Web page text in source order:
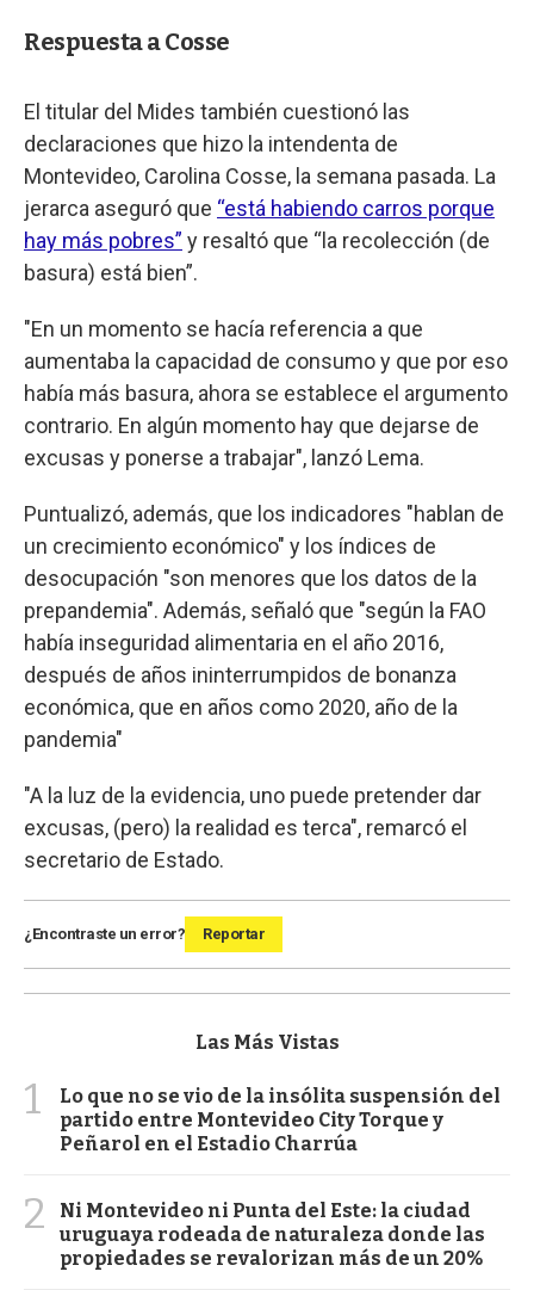
Respuesta a Cosse
El titular del Mides también cuestionó las
declaraciones que hizo la intendenta de
Montevideo, Carolina Cosse, la semana pasada. La
jerarca aseguró que “está habiendo carros porque
hay más pobres” y resaltó que “la recolección (de
basura) está bien”.
"En un momento se hacía referencia a que
aumentaba la capacidad de consumo y que por eso
había más basura, ahora se establece el argumento
contrario. En algún momento hay que dejarse de
excusas y ponerse a trabajar", lanzó Lema.
Puntualizó, además, que los indicadores "hablan de
un crecimiento económico" y los índices de
desocupación "son menores que los datos de la
prepandemia". Además, señaló que "según la FAO
había inseguridad alimentaria en el año 2016,
después de años ininterrumpidos de bonanza
económica, que en años como 2020, año de la
pandemia"
"A la luz de la evidencia, uno puede pretender dar
excusas, (pero) la realidad es terca", remarcó el
secretario de Estado.
¿Encontraste un error? Reportar
Las Más Vistas
1
Lo que no se vio de la insólita suspensión del
partido entre Montevideo City Torque y
Peñarol en el Estadio Charrúa
2
Ni Montevideo ni Punta del Este: la ciudad
uruguaya rodeada de naturaleza donde las
propiedades se revalorizan más de un 20%